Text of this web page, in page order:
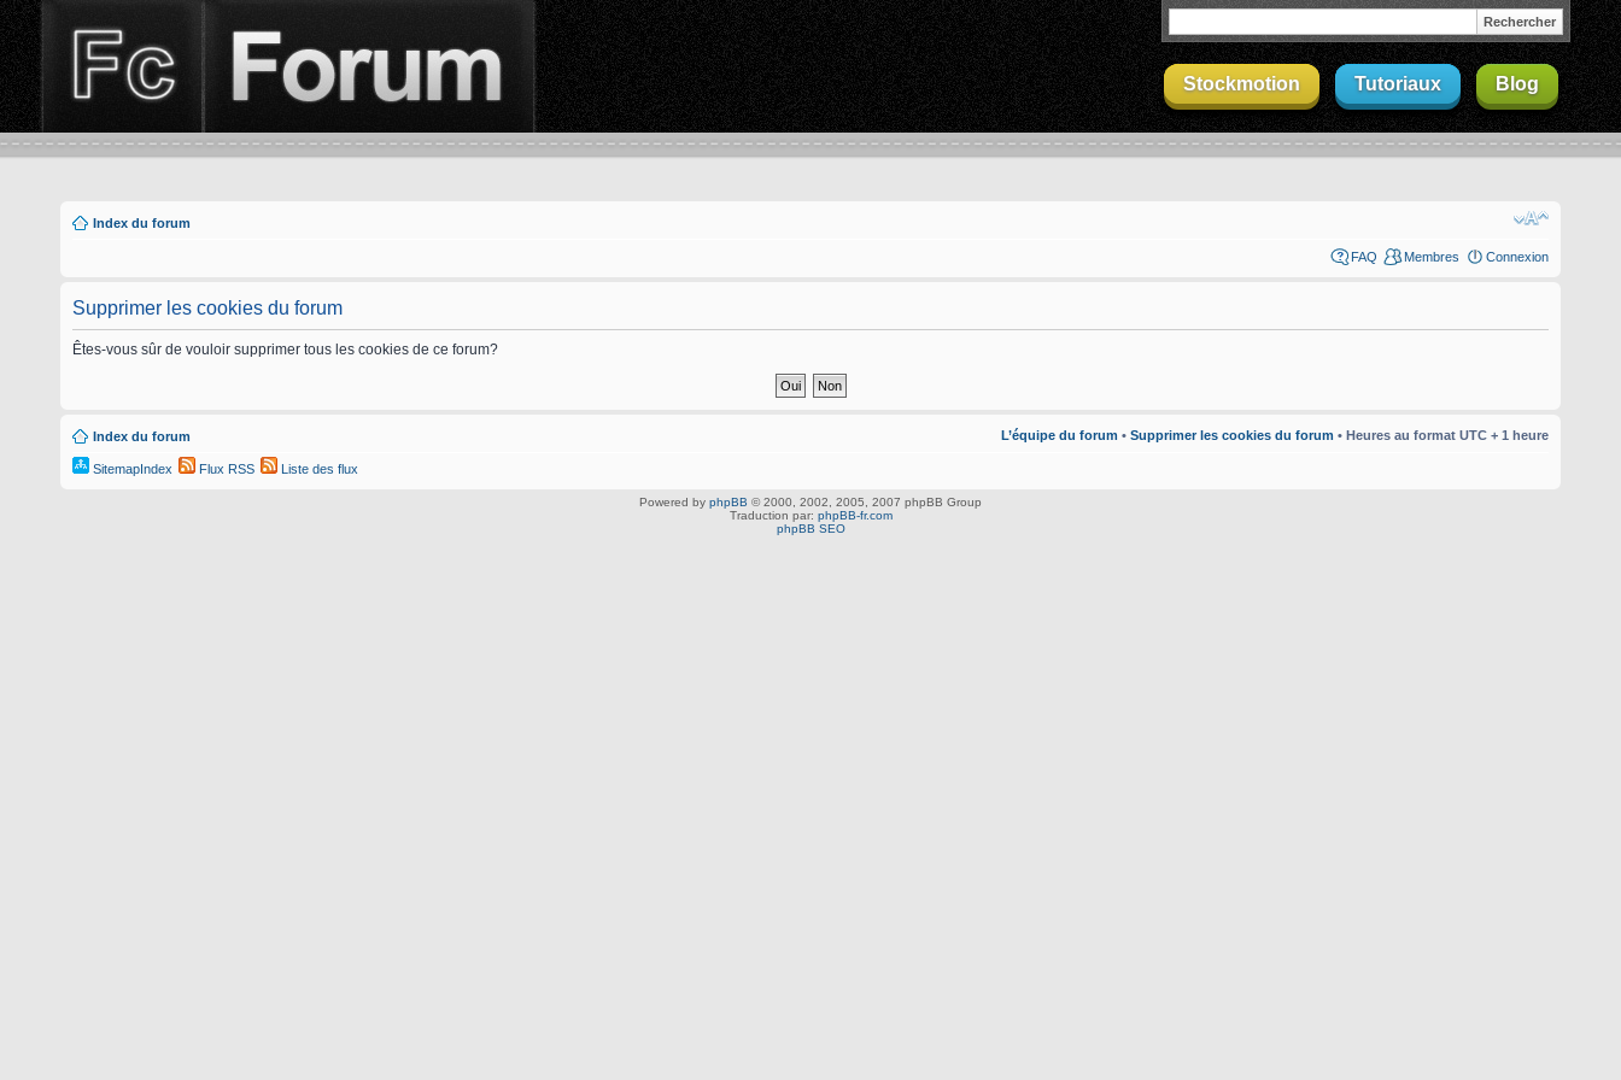
Stockmotion Tutoriaux Blog
Index du forum
FAQ Membres Connexion
Supprimer les cookies du forum
Êtes-vous sûr de vouloir supprimer tous les cookies de ce forum?
Index du forum L’équipe du forum • Supprimer les cookies du forum • Heures au format UTC + 1 heure
SitemapIndex Flux RSS Liste des flux
Powered by phpBB © 2000, 2002, 2005, 2007 phpBB Group
Traduction par: phpBB-fr.com
phpBB SEO